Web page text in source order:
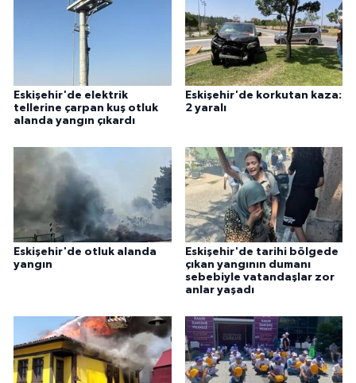
Eskişehir'de elektrik
tellerine çarpan kuş otluk
alanda yangın çıkardı
Eskişehir'de korkutan kaza:
2 yaralı
Eskişehir'de otluk alanda
yangın
Eskişehir'de tarihi bölgede
çıkan yangının dumanı
sebebiyle vatandaşlar zor
anlar yaşadı